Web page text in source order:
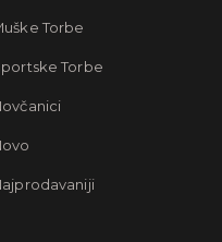
Torbe
Torbe